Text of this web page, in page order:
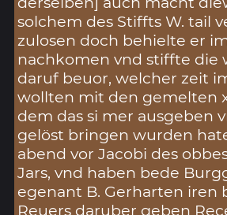
solchem des Stiffts W. tail
zulosen doch behielte er
nachkomen vnd stiffte die
daruf beuor, welcher zeit
wollten mit den gemelten
dem das si mer ausgeben
gelöst bringen wurden
abend vor Jacobi des
Jars, vnd haben bede
egenant B. Gerharten iren
Reuers daruber geben